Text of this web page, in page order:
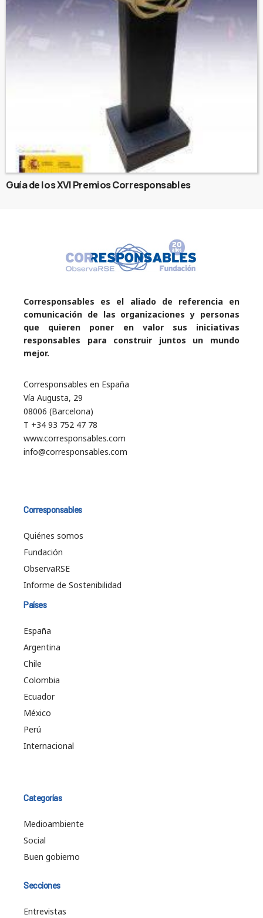
Guía de los XVI Premios Corresponsables
Corresponsables es el aliado de referencia en
comunicación de las organizaciones y personas
que quieren poner en valor sus iniciativas
responsables para construir juntos un mundo
mejor.
Corresponsables en España
Vía Augusta, 29
08006 (Barcelona)
T +34 93 752 47 78
www.corresponsables.com
info@corresponsables.com
Corresponsables
Quiénes somos
Fundación
ObservaRSE
Informe de Sostenibilidad
Países
España
Argentina
Chile
Colombia
Ecuador
México
Perú
Internacional
Categorías
Medioambiente
Social
Buen gobierno
Secciones
Entrevistas